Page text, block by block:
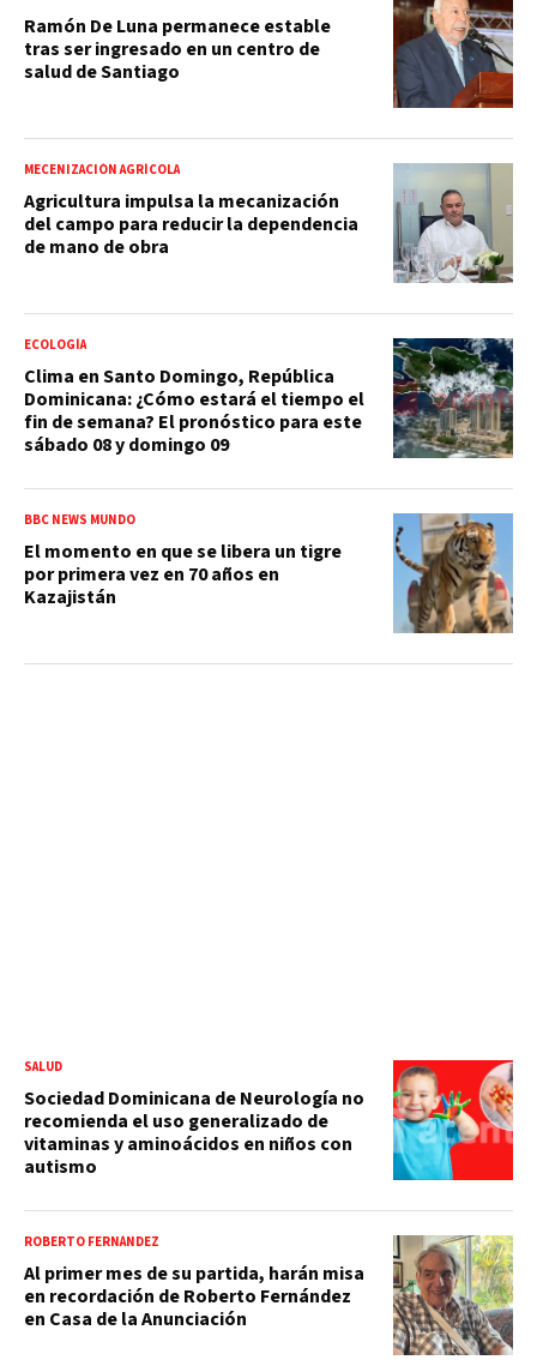
Ramón De Luna permanece estable
tras ser ingresado en un centro de
salud de Santiago
MECENIZACIÓN AGRÍCOLA
Agricultura impulsa la mecanización
del campo para reducir la dependencia
de mano de obra
ECOLOGÍA
Clima en Santo Domingo, República
Dominicana: ¿Cómo estará el tiempo el
fin de semana? El pronóstico para este
sábado 08 y domingo 09
BBC NEWS MUNDO
El momento en que se libera un tigre
por primera vez en 70 años en
Kazajistán
SALUD
Sociedad Dominicana de Neurología no
recomienda el uso generalizado de
vitaminas y aminoácidos en niños con
autismo
ROBERTO FERNÁNDEZ
Al primer mes de su partida, harán misa
en recordación de Roberto Fernández
en Casa de la Anunciación